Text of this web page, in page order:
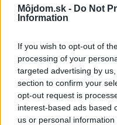
Môjdom.sk - Do Not
Information
If you wish to opt-out of
processing of your
targeted advertising by
section to confirm your
opt-out request is
interest-based ads based
us or personal
1